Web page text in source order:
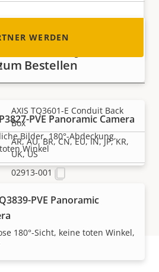
P3818-PVE Panoramic Camera
PVE Panoramic Camera
Bilder, 180°-Abdeckung,
Winkel
PVE Panoramic
180°-Sicht, keine toten Winkel,
WERDEN
Bestellen
AXIS TQ3601-E Conduit Back
Box
AR, AU, BR, CN, EU, IN, JP, KR,
UK, US
02913-001